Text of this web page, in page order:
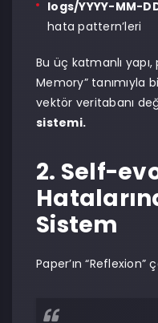
logs/YYYY-MM-
hata pattern’leri
Bu üç katmanlı yapı,
Memory” tanımıyla
vektör veritabanı
sistemi.
2. Self-
Sistem
Paper’ın “Reflexion”